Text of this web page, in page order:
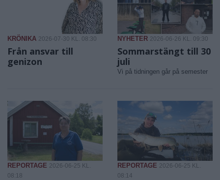
KRÖNIKA 2026-07-30 KL. 08:30
Från ansvar till
genizon
NYHETER 2026-06-26 KL. 09:30
Sommarstängt till 30
juli
Vi på tidningen går på semester
REPORTAGE 2026-06-25 KL.
08:18
REPORTAGE 2026-06-25 KL.
08:14